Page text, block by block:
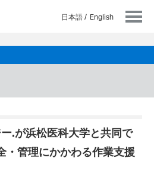
日本語 English
.が浜松医科大学と共同で
・管理にかかわる作業支援